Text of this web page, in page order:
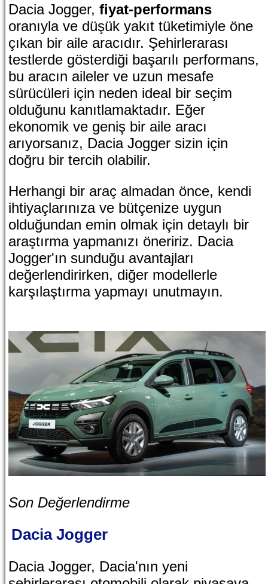
Dacia Jogger, fiyat-performans
oranıyla ve düşük yakıt tüketimiyle öne
çıkan bir aile aracıdır. Şehirlerarası
testlerde gösterdiği başarılı performans,
bu aracın aileler ve uzun mesafe
sürücüleri için neden ideal bir seçim
olduğunu kanıtlamaktadır. Eğer
ekonomik ve geniş bir aile aracı
arıyorsanız, Dacia Jogger sizin için
doğru bir tercih olabilir.
Herhangi bir araç almadan önce, kendi
ihtiyaçlarınıza ve bütçenize uygun
olduğundan emin olmak için detaylı bir
araştırma yapmanızı öneririz. Dacia
Jogger'ın sunduğu avantajları
değerlendirirken, diğer modellerle
karşılaştırma yapmayı unutmayın.
Son Değerlendirme
Dacia Jogger
Dacia Jogger, Dacia'nın yeni